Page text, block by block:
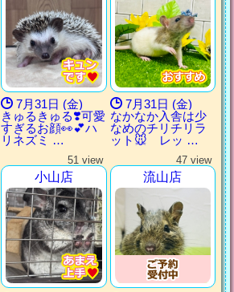
7月31日 (金)
きゅるきゅる❣️可愛
すぎるお顔👀💕ハ
リネズミ …
7月31日 (金)
なかなか入舎は少
なめのチリチリラ
ット🐭 レッ …
51 view
小山店
47 view
流山店